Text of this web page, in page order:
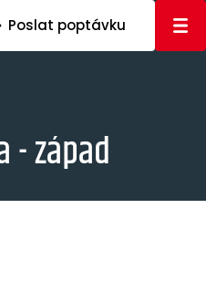
Poslat poptávku
- západ